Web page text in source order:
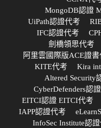
MongoDB認證
UiPath認證代考
IFC認證代考
劍橋領思代考
阿里雲國際版ACE證書
KITE代考
Kira
Altered Security
CyberDefenders認
EITCI認證 EITCI代考
IAPP認證代考
InfoSec Institute認